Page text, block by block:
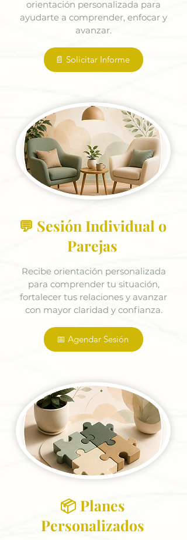
orientación personalizada para
ayudarte a comprender, enfocar y
avanzar.
📄 Solicitar Informe
💬 Sesión Individual o
Parejas
Recibe orientación personalizada
para comprender tu situación,
fortalecer tus relaciones y avanzar
con mayor claridad y confianza.
📅 Agendar Sesión
📦 Planes
Personalizados